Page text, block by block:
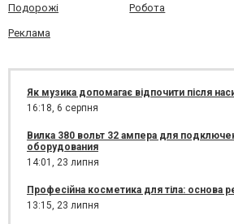
Подорожі Робота
Реклама
Як музика допомагає відпочити після
16:18, 6 серпня
Вилка 380 вольт 32 ампера для
оборудования
14:01, 23 липня
Професійна косметика для тіла: основа
13:15, 23 липня